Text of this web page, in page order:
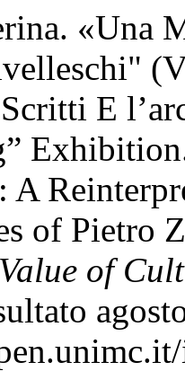
«Una
E
A
of Pietro
of